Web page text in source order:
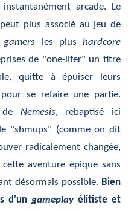
arcade. Le
plus associé au jeu de
gamers les plus hardcore
de "one-lifer" un titre
quitte à épuiser leurs
se refaire une partie.
de Nemesis, rebaptisé ici
"shmups" (comme on dit
radicalement changée,
aventure épique sans
désormais possible. Bien
d'un gameplayélitiste et